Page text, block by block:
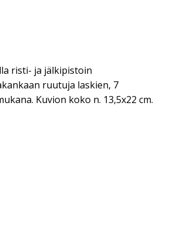
risti- ja jälkipistoin
ruutuja laskien, 7
Kuvion koko n. 13,5x22 cm.